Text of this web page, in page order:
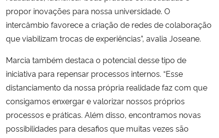
propor inovações para nossa universidade. O
intercâmbio favorece a criação de redes de colaboração
que viabilizam trocas de experiências”, avalia Joseane.
Marcia também destaca o potencial desse tipo de
iniciativa para repensar processos internos. “Esse
distanciamento da nossa própria realidade faz com que
consigamos enxergar e valorizar nossos próprios
processos e práticas. Além disso, encontramos novas
possibilidades para desafios que muitas vezes são